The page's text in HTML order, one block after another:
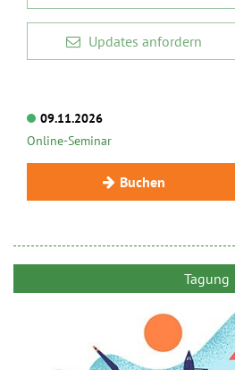
Updates anfordern
09.11.2026
Online-Seminar
Buchen
Tagung